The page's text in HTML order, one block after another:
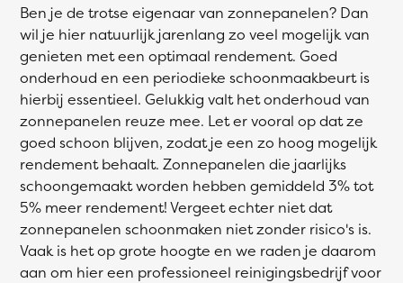
Ben je de trotse eigenaar van zonnepanelen? Dan
wil je hier natuurlijk jarenlang zo veel mogelijk van
genieten met een optimaal rendement. Goed
onderhoud en een periodieke schoonmaakbeurt is
hierbij essentieel. Gelukkig valt het onderhoud van
zonnepanelen reuze mee. Let er vooral op dat ze
goed schoon blijven, zodat je een zo hoog mogelijk
rendement behaalt. Zonnepanelen die jaarlijks
schoongemaakt worden hebben gemiddeld 3% tot
5% meer rendement! Vergeet echter niet dat
zonnepanelen schoonmaken niet zonder risico's is.
Vaak is het op grote hoogte en we raden je daarom
aan om hier een professioneel reinigingsbedrijf voor